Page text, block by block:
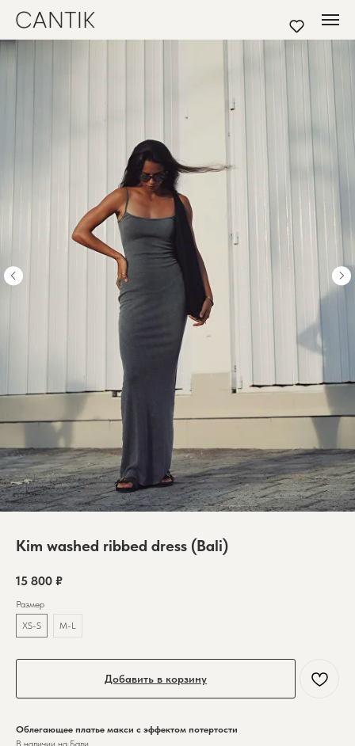
Kim washed ribbed dress (Bali)
15 800 ₽
Размер
XS-S
М-L
Добавить в корзину
Облегающее платье макси с эффектом потертости
В наличии на Бали